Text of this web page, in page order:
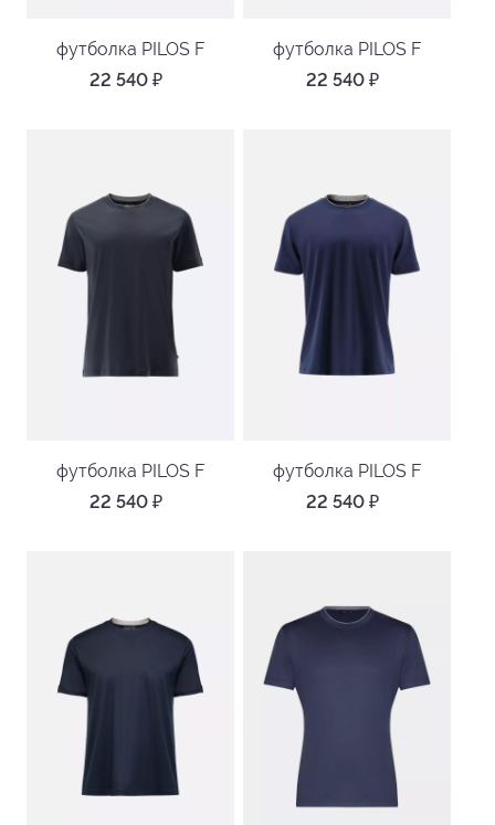
футболка PILOS F
22 540 ₽
футболка PILOS F
22 540 ₽
футболка PILOS F
22 540 ₽
футболка PILOS F
22 540 ₽